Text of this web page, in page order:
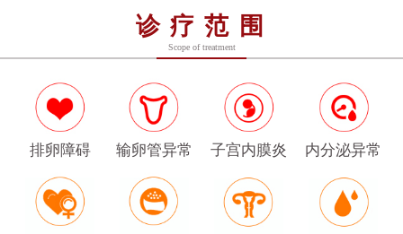
诊疗范围
Scope of treatment
排卵障碍 输卵管异常 子宫内膜炎 内分泌异常